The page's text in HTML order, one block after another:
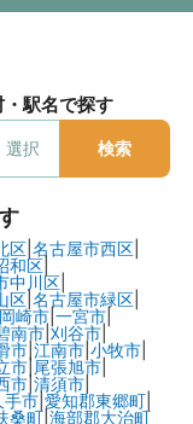
駅名で探す
選択 検索
区| 名古屋市西区|
和区|
中川区|
区| 名古屋市緑区|
岡崎市| 一宮市|
南市| 刈谷市|
市| 江南市| 小牧市|
市|尾張旭市|
市|清須市|
手市| 愛知郡東郷町|
桑町| 海部郡大治町